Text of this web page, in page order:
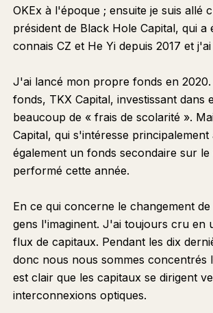
OKEx à l'époque ; ensuite je suis allé
président de Black Hole Capital, qui
connais CZ et He Yi depuis 2017 et
J'ai lancé mon propre fonds en
fonds, TKX Capital, investissant
beaucoup de « frais de scolarité ».
Capital, qui s'intéresse
également un fonds secondaire sur
performé cette année.
En ce qui concerne le changement
gens l'imaginent. J'ai toujours cru en
flux de capitaux. Pendant les dix
donc nous nous sommes concentrés
est clair que les capitaux se dirigent
interconnexions optiques.